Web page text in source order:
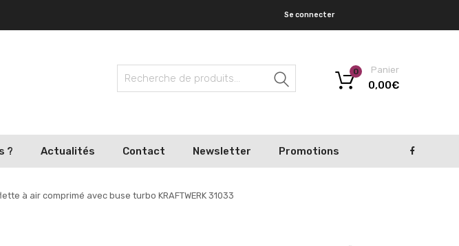
Se connecter
Recherche
Panier
0,00€
0
? Actualités Contact Newsletter Promotions
à air comprimé avec buse turbo KRAFTWERK 31033